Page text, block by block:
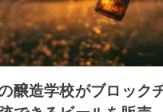
醸造学校がブロック